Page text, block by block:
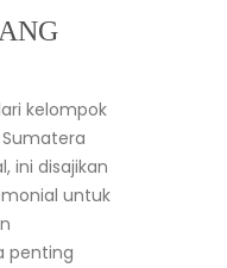
kelompok
ini disajikan
untuk
penting